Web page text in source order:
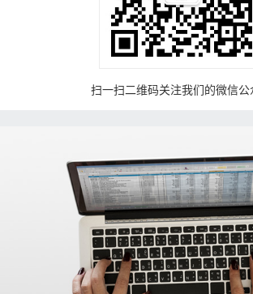
扫一扫二维码关注我们的微信公